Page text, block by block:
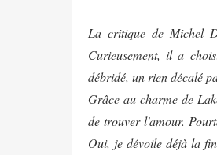
La critique de Michel
Curieusement, il a
débridé, un rien décalé
Grâce au charme de
de trouver l'amour.
Oui, je dévoile déjà la